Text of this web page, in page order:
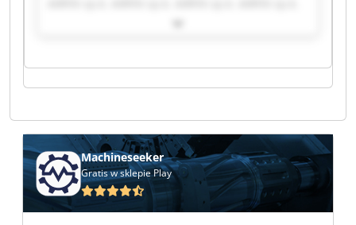
AIRFIX sp.k. AIRFIX sp.k. AIRFIX sp.k. AIRFIX sp.k.
Machineseeker
Gratis w sklepie Play